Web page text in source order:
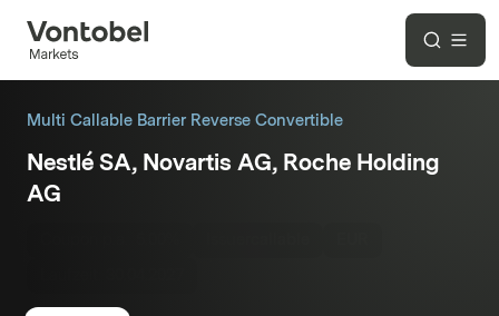
Multi Callable Barrier Reverse Convertible
Nestlé SA, Novartis AG, Roche Holding
AG